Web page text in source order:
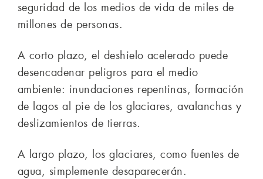
seguridad de los medios de vida de miles de
millones de personas.
A corto plazo, el deshielo acelerado puede
desencadenar peligros para el medio
ambiente: inundaciones repentinas, formación
de lagos al pie de los glaciares, avalanchas y
deslizamientos de tierras.
A largo plazo, los glaciares, como fuentes de
agua, simplemente desaparecerán.